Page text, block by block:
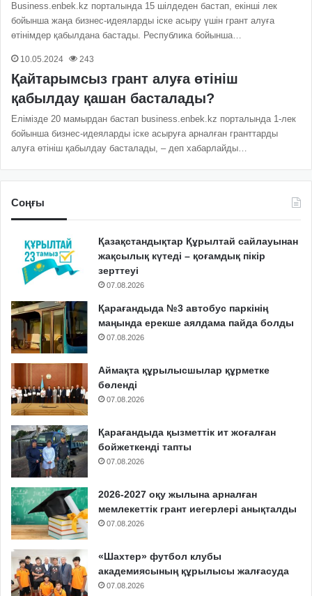
Business.enbek.kz порталында 15 шілдеден бастап, екінші лек
бойынша жаңа бизнес-идеяларды іске асыру үшін грант алуға
өтінімдер қабылдана бастады. Республика бойынша…
10.05.2024 243
Қайтарымсыз грант алуға өтініш
қабылдау қашан басталады?
Елімізде 20 мамырдан бастап business.enbek.kz порталында 1-лек
бойынша бизнес-идеяларды іске асыруға арналған гранттарды
алуға өтініш қабылдау басталады, – деп хабарлайды…
Соңғы
Қазақстандықтар Құрылтай сайлауынан
жақсылық күтеді – қоғамдық пікір
зерттеуі
07.08.2026
Қарағандыда №3 автобус паркінің
маңында ерекше аялдама пайда болды
07.08.2026
Аймақта құрылысшылар құрметке
бөленді
07.08.2026
Қарағандыда қызметтік ит жоғалған
бойжеткенді тапты
07.08.2026
2026-2027 оқу жылына арналған
мемлекеттік грант иегерлері анықталды
07.08.2026
«Шахтер» футбол клубы
академиясының құрылысы жалғасуда
07.08.2026